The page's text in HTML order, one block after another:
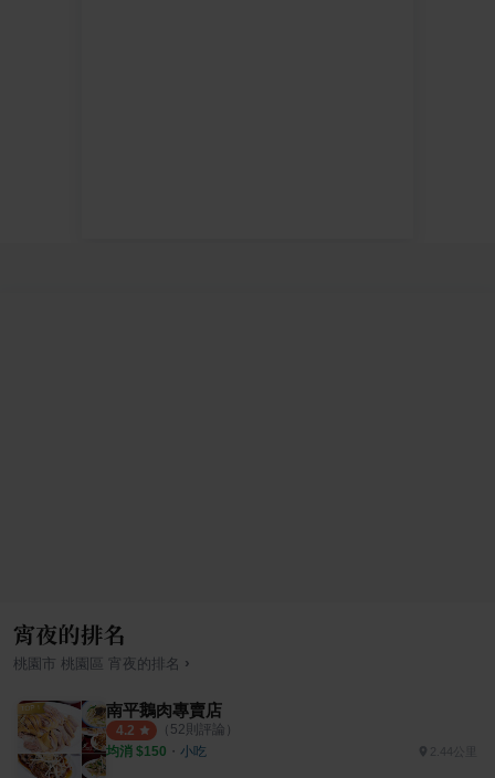
宵夜的排名
桃園市 桃園區 宵夜 的排名 ›
南平鵝肉專賣店
4.2 （ 52則評論）
均消 $150 ・ 小吃 2.44公里